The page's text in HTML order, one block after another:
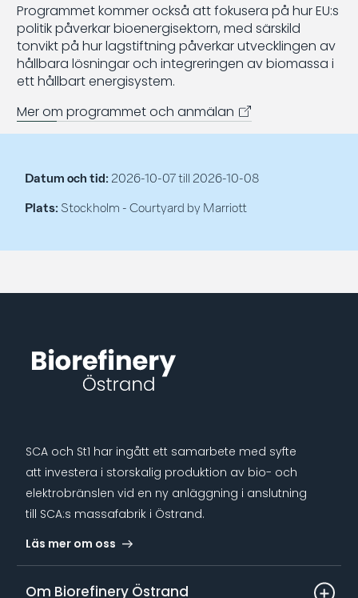
Programmet kommer också att fokusera på hur EU:s
politik påverkar bioenergisektorn, med särskild
tonvikt på hur lagstiftning påverkar utvecklingen av
hållbara lösningar och integreringen av biomassa i
ett hållbart energisystem.
Mer om programmet och anmälan
Datum och tid: 2026-10-07till 2026-10-08
Plats: Stockholm - Courtyard by Marriott
SCA och St1 har ingått ett samarbete med syfte
att investera i storskalig produktion av bio- och
elektrobränslen vid en ny anläggning i anslutning
till SCA:s massafabrik i Östrand.
Läs mer om oss
Om Biorefinery Östrand